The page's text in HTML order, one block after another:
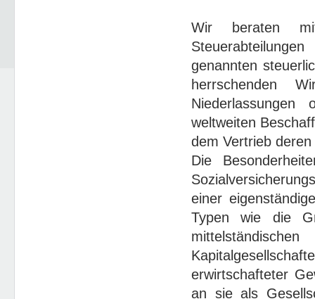
Wir beraten
genannten
herrschenden
weltweiten
dem Vertrieb
Die
einer
Typen wie die
erwirtschafteter
an sie als